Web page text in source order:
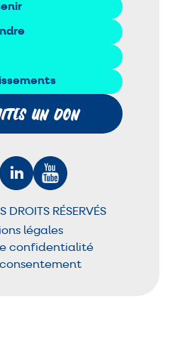
un don
DROITS RÉSERVÉS
légales
confidentialité